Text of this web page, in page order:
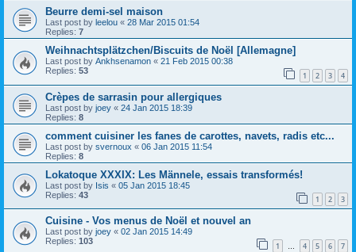
Beurre demi-sel maison
Last post by leelou « 28 Mar 2015 01:54
Replies: 7
Weihnachtsplätzchen/Biscuits de Noël [Allemagne]
Last post by Ankhsenamon « 21 Feb 2015 00:38
Replies: 53 1 2 3 4
Crèpes de sarrasin pour allergiques
Last post by joey « 24 Jan 2015 18:39
Replies: 8
comment cuisiner les fanes de carottes, navets, radis etc...
Last post by svernoux « 06 Jan 2015 11:54
Replies: 8
Lokatoque XXXIX: Les Männele, essais transformés!
Last post by Isis « 05 Jan 2015 18:45
Replies: 43 1 2 3
Cuisine - Vos menus de Noël et nouvel an
Last post by joey « 02 Jan 2015 14:49
Replies: 103 1 … 4 5 6 7